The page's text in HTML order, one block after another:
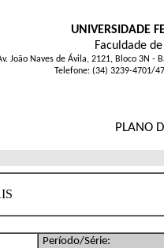
UNIVERSIDADE
Faculdade
João Naves de Ávila, 2121, Bloco 3N -
Telefone: (34) 3239-4701/
PLANO
Período/Série: